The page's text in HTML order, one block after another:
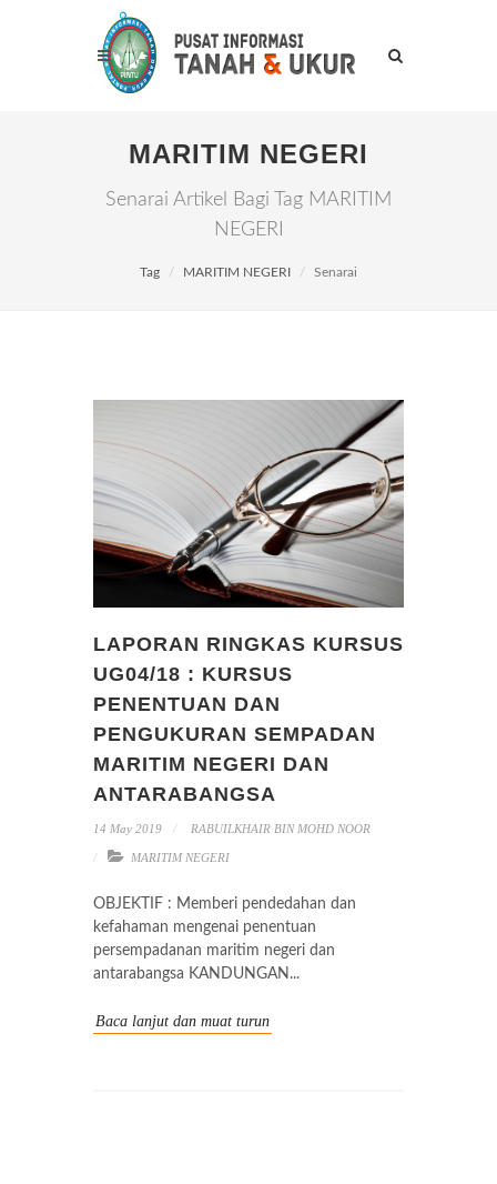
MARITIM NEGERI
Senarai Artikel Bagi Tag MARITIM
NEGERI
Tag MARITIM NEGERI Senarai
LAPORAN RINGKAS KURSUS
UG04/18 : KURSUS
PENENTUAN DAN
PENGUKURAN SEMPADAN
MARITIM NEGERI DAN
ANTARABANGSA
14 May 2019 RABUILKHAIR BIN MOHD NOOR
MARITIM NEGERI
OBJEKTIF : Memberi pendedahan dan
kefahaman mengenai penentuan
persempadanan maritim negeri dan
antarabangsa KANDUNGAN...
Baca lanjut dan muat turun